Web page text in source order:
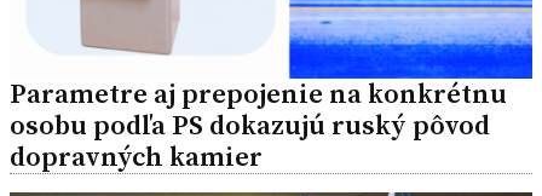
Parametre aj prepojenie na konkrétnu
osobu podľa PS dokazujú ruský pôvod
dopravných kamier